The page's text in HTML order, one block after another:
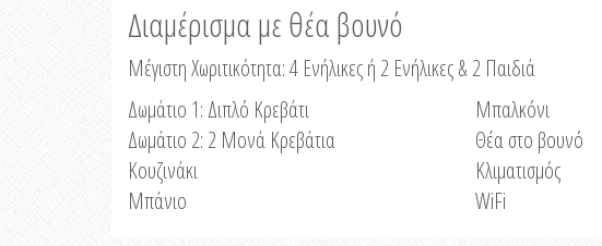
Διαμέρισμα με θέα βουνό
Μέγιστη Χωριτικότητα: 4 Ενήλικες ή 2 Ενήλικες & 2 Παιδιά
Δωμάτιο 1: Διπλό Κρεβάτι
Δωμάτιο 2: 2 Μονά Κρεβάτια
Κουζινάκι
Μπάνιο
Μπαλκόνι
Θέα στο βουνό
Κλιματισμός
WiFi